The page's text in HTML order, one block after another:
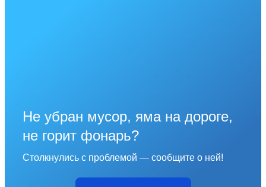
Не убран мусор, яма на дороге,
не горит фонарь?
Столкнулись с проблемой — сообщите о ней!